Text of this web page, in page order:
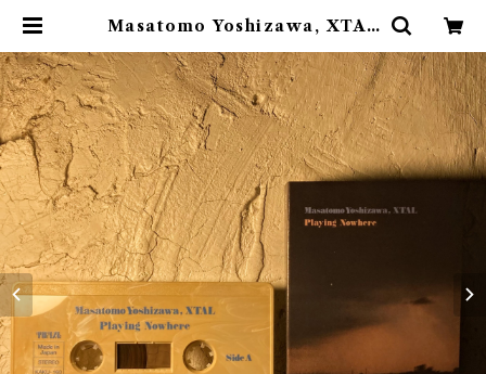
Masatomo Yoshizawa, XTAL
商店